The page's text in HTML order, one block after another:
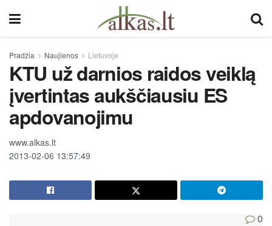
Pradžia Naujienos Lietuvoje
KTU už darnios raidos veiklą
įvertintas aukščiausiu ES
apdovanojimu
www.alkas.lt
2013-02-06 13:57:49
0